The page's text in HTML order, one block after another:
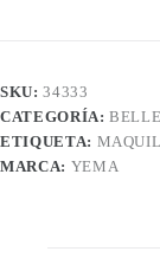
SKU:34333
CATEGORÍA:
ETIQUETA:
MARCA: YEMA